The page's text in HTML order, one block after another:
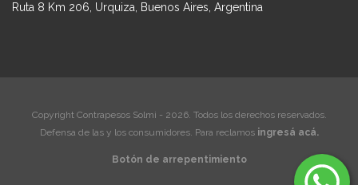
Ruta 8 Km 206, Urquiza, Buenos Aires, Argentina
Copyright Contrapesos Solmi - 2026. Todos los derechos reservados.
Defensa de las y los consumidores. Para reclamos ingresá acá.
Botón de arrepentimiento